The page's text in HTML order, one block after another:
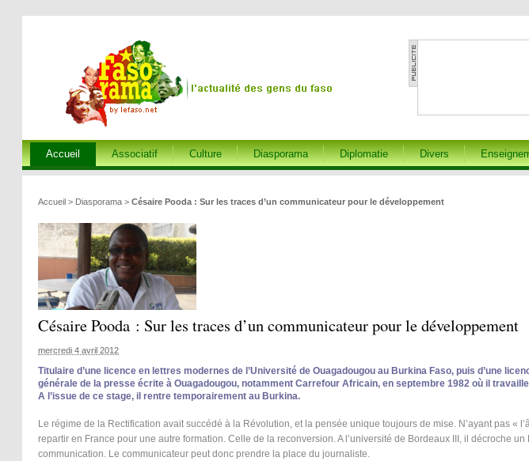
Accueil Associatif Culture Diasporama Diplomatie Divers
Accueil > Diasporama > Césaire Pooda : Sur les traces d’un communicateur pour le développement
Césaire Pooda : Sur les traces d’un communicateur pour le développement
mercredi 4 avril 2012
Titulaire d’une licence en lettres modernes de l’Université de Ouagadougou au Burkina Faso, puis d’une
générale de la presse écrite à Ouagadougou, notamment Carrefour Africain, en septembre 1982 où il
A l’issue de ce stage, il rentre temporairement au Burkina.
Le régime de la Rectification avait succédé à la Révolution, et la pensée unique toujours de mise. N’ayant pas «
repartir en France pour une autre formation. Celle de la reconversion. A l’université de Bordeaux III, il décroche
communication. Le communicateur peut donc prendre la place du journaliste.